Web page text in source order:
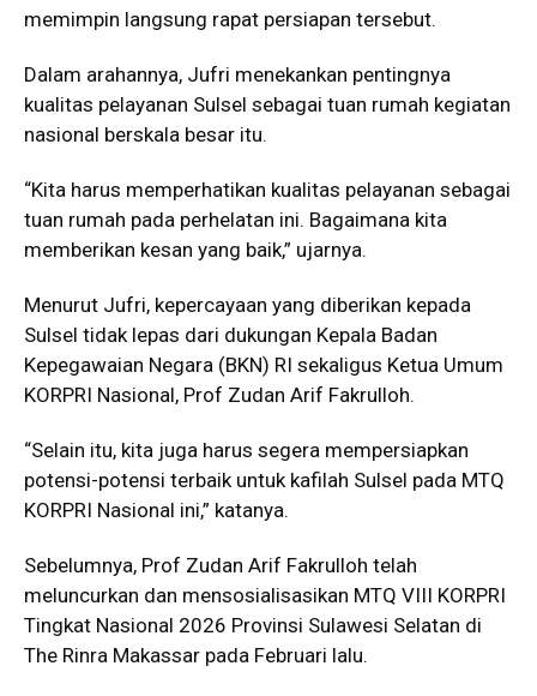
memimpin langsung rapat persiapan tersebut.
Dalam arahannya, Jufri menekankan pentingnya
kualitas pelayanan Sulsel sebagai tuan rumah kegiatan
nasional berskala besar itu.
“Kita harus memperhatikan kualitas pelayanan sebagai
tuan rumah pada perhelatan ini. Bagaimana kita
memberikan kesan yang baik,” ujarnya.
Menurut Jufri, kepercayaan yang diberikan kepada
Sulsel tidak lepas dari dukungan Kepala Badan
Kepegawaian Negara (BKN) RI sekaligus Ketua Umum
KORPRI Nasional, Prof Zudan Arif Fakrulloh.
“Selain itu, kita juga harus segera mempersiapkan
potensi-potensi terbaik untuk kafilah Sulsel pada MTQ
KORPRI Nasional ini,” katanya.
Sebelumnya, Prof Zudan Arif Fakrulloh telah
meluncurkan dan mensosialisasikan MTQ VIII KORPRI
Tingkat Nasional 2026 Provinsi Sulawesi Selatan di
The Rinra Makassar pada Februari lalu.